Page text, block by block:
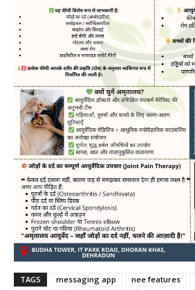
TAGS messaging app nee features